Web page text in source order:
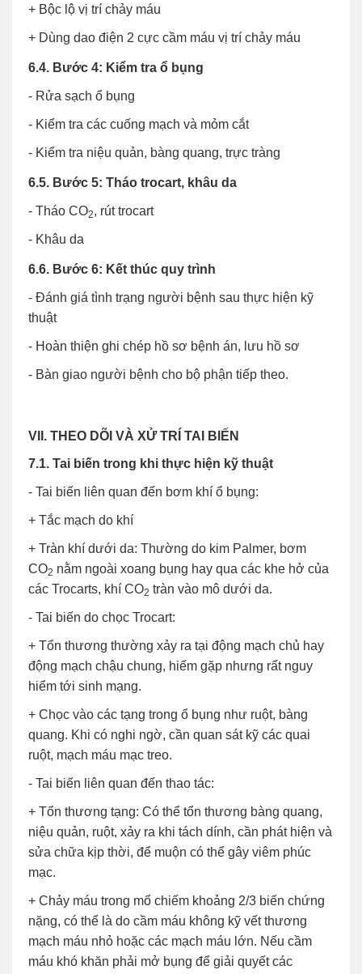
+ Bộc lộ vị trí chảy máu
+ Dùng dao điện 2 cực cầm máu vị trí chảy máu
6.4. Bước 4: Kiểm tra ổ bụng
- Rửa sạch ổ bụng
- Kiểm tra các cuống mạch và mỏm cắt
- Kiểm tra niệu quản, bàng quang, trực tràng
6.5. Bước 5: Tháo trocart, khâu da
- Tháo CO2, rút trocart
- Khâu da
6.6. Bước 6: Kết thúc quy trình
- Đánh giá tình trạng người bệnh sau thực hiện kỹ
thuật
- Hoàn thiện ghi chép hồ sơ bệnh án, lưu hồ sơ
- Bàn giao người bệnh cho bộ phận tiếp theo.
VII. THEO DÕI VÀ XỬ TRÍ TAI BIẾN
7.1. Tai biến trong khi thực hiện kỹ thuật
- Tai biến liên quan đến bơm khí ổ bụng:
+ Tắc mạch do khí
+ Tràn khí dưới da: Thường do kim Palmer, bơm
CO2 nằm ngoài xoang bụng hay qua các khe hở của
các Trocarts, khí CO2 tràn vào mô dưới da.
- Tai biến do chọc Trocart:
+ Tổn thương thường xảy ra tại động mạch chủ hay
động mạch chậu chung, hiếm gặp nhưng rất nguy
hiểm tới sinh mạng.
+ Chọc vào các tạng trong ổ bụng như ruột, bàng
quang. Khi có nghi ngờ, cần quan sát kỹ các quai
ruột, mạch máu mạc treo.
- Tai biến liên quan đến thao tác:
+ Tổn thương tạng: Có thể tổn thương bàng quang,
niệu quản, ruột, xảy ra khi tách dính, cần phát hiện và
sửa chữa kịp thời, để muộn có thể gây viêm phúc
mạc.
+ Chảy máu trong mổ chiếm khoảng 2/3 biến chứng
nặng, có thể là do cầm máu không kỹ vết thương
mạch máu nhỏ hoặc các mạch máu lớn. Nếu cầm
máu khó khăn phải mở bụng để giải quyết các